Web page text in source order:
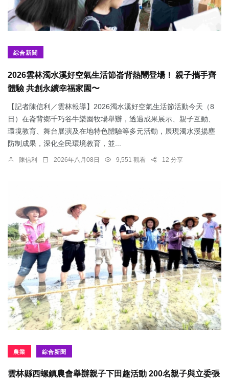
綜合新聞
2026雲林濁水溪好空氣生活節崙背熱鬧登場！ 親子攜手齊
體驗 共創永續幸福家園〜
【記者陳信利／雲林報導】2026濁水溪好空氣生活節活動今天（8
日）在崙背鄉千巧谷牛樂園牧場舉辦，透過成果展示、親子互動、
環境教育、舞台展演及在地特色體驗等多元活動，展現濁水溪揚塵
防制成果，深化全民環境教育，並...
陳信利 2026年八月08日 9,551 觀看 12 分享
農業 綜合新聞
雲林縣西螺鎮農會舉辦親子下田趣活動 200名親子與立委張